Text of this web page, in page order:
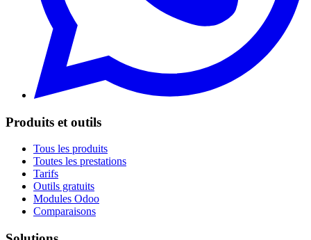
Produits et outils
Tous les produits
Toutes les prestations
Tarifs
Outils gratuits
Modules Odoo
Comparaisons